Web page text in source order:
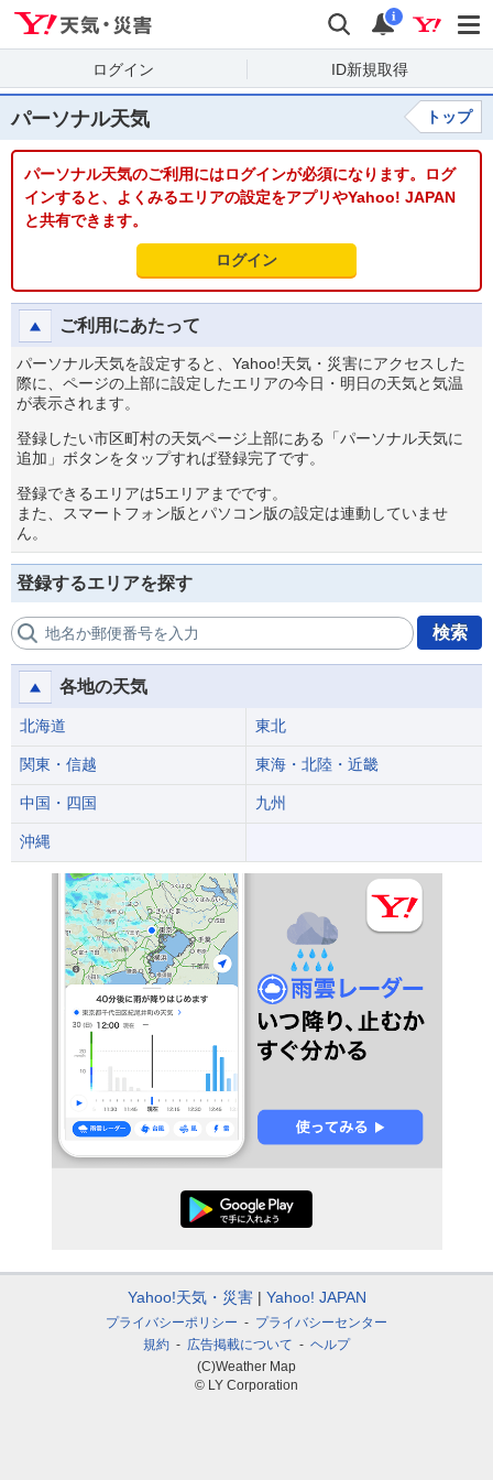
検索 通知
i
ログイン ID新規取得
パーソナル天気 トップ
パーソナル天気のご利用にはログインが必須になります。ログ
インすると、よくみるエリアの設定をアプリやYahoo! JAPAN
と共有できます。
ログイン
ご利用にあたって
パーソナル天気を設定すると、Yahoo!天気・災害にアクセスした
際に、ページの上部に設定したエリアの今日・明日の天気と気温
が表示されます。
登録したい市区町村の天気ページ上部にある「パーソナル天気に
追加」ボタンをタップすれば登録完了です。
登録できるエリアは5エリアまでです。
また、スマートフォン版とパソコン版の設定は連動していませ
ん。
登録するエリアを探す
地名か郵便番号を入力 検索
各地の天気
北海道 東北
関東・信越 東海・北陸・近畿
中国・四国 九州
沖縄
Yahoo!天気・災害 Yahoo! JAPAN
プライバシーポリシー
プライバシーセンター
規約
広告掲載について
ヘルプ
(C)Weather Map
© LY Corporation